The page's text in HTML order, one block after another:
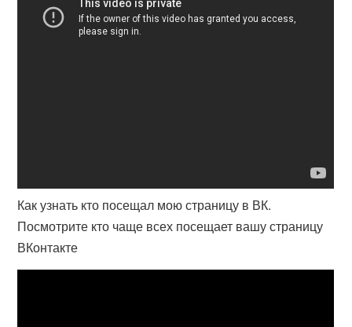
Как узнать кто посещал мою страницу в ВК.
Посмотрите кто чаще всех посещает вашу страницу
ВКонтакте